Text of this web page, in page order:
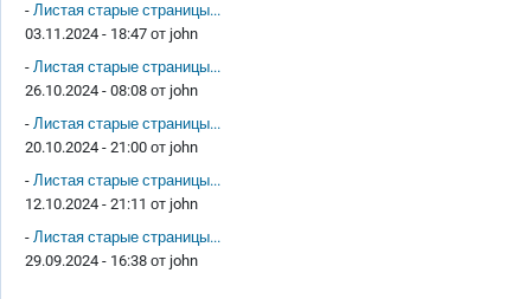
- Листая старые страницы...
03.11.2024 - 18:47 от john
- Листая старые страницы...
26.10.2024 - 08:08 от john
- Листая старые страницы...
20.10.2024 - 21:00 от john
- Листая старые страницы...
12.10.2024 - 21:11 от john
- Листая старые страницы...
29.09.2024 - 16:38 от john